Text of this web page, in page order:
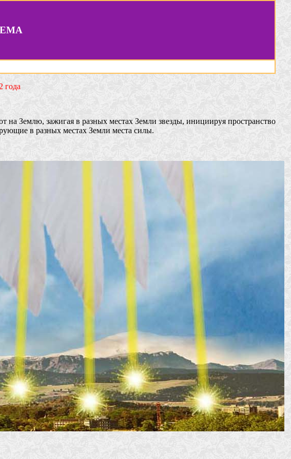
года
Землю, зажигая в разных местах Земли звезды, инициируя пространство
в разных местах Земли места силы.